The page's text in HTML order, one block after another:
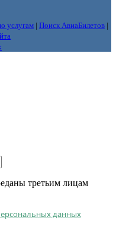
услугам | Поиск АвиаБилетов |
третьим лицам
данных